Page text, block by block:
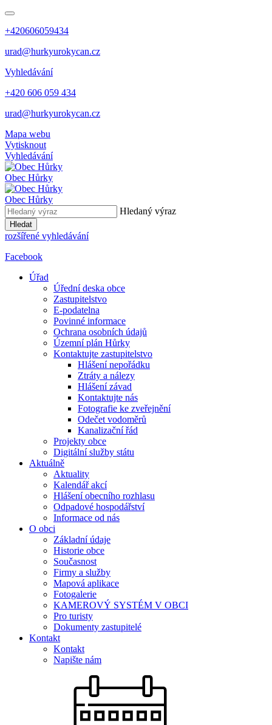
+420606059434
urad@hurkyurokycan.cz
Vyhledávání
+420 606 059 434
urad@hurkyurokycan.cz
Mapa webu
Vytisknout
Vyhledávání
Obec Hůrky
Obec Hůrky
Hledaný výraz
Hledat
rozšířené vyhledávání
Facebook
Úřad
Úřední deska obce
Zastupitelstvo
E-podatelna
Povinné informace
Ochrana osobních údajů
Územní plán Hůrky
Kontaktujte zastupitelstvo
Hlášení nepořádku
Ztráty a nálezy
Hlášení závad
Kontaktujte nás
Fotografie ke zveřejnění
Odečet vodoměrů
Kanalizační řád
Projekty obce
Digitální služby státu
Aktuálně
Aktuality
Kalendář akcí
Hlášení obecního rozhlasu
Odpadové hospodářství
Informace od nás
O obci
Základní údaje
Historie obce
Současnost
Firmy a služby
Mapová aplikace
Fotogalerie
KAMEROVÝ SYSTÉM V OBCI
Pro turisty
Dokumenty zastupitelé
Kontakt
Kontakt
Napište nám